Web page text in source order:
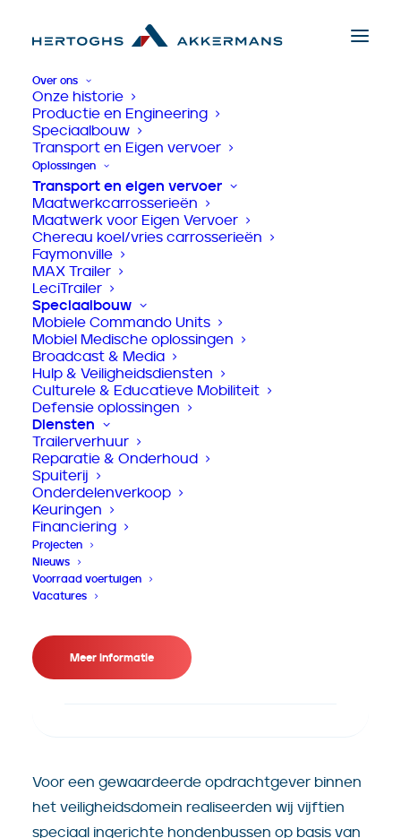
Over ons
Onze historie
Productie en Engineering
Speciaalbouw
Transport en Eigen vervoer
Oplossingen
Transport en eigen vervoer
Maatwerkcarrosserieën
Maatwerk voor Eigen Vervoer
Chereau koel/vries carrosserieën
Faymonville
MAX Trailer
LeciTrailer
Speciaalbouw
Mobiele Commando Units
Mobiel Medische oplossingen
Broadcast & Media
Hulp & Veiligheidsdiensten
Culturele & Educatieve Mobiliteit
Defensie oplossingen
Diensten
Trailerverhuur
Reparatie & Onderhoud
Spuiterij
Onderdelenverkoop
Keuringen
Financiering
Projecten
Nieuws
Voorraad voertuigen
Vacatures
Meer informatie
Home>Projecten >Veilig vervoer voor trouwe
dienstpartners
Veilig vervoer voor
trouwe
dienstpartners
Voor een gewaardeerde opdrachtgever binnen
het veiligheidsdomein realiseerden wij vijftien
speciaal ingerichte hondenbussen op basis van